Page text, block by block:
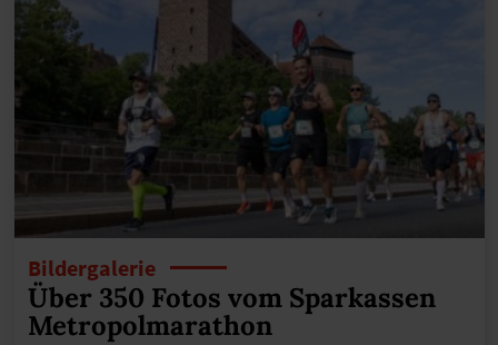
Bildergalerie
Über 350 Fotos vom Sparkassen
Metropolmarathon